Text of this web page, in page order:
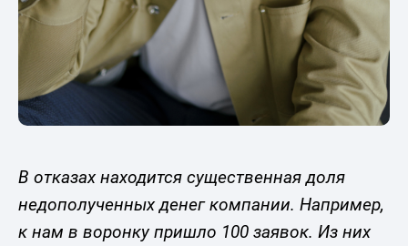
В отказах находится существенная доля
недополученных денег компании. Например,
к нам в воронку пришло 100 заявок. Из них